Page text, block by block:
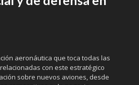
aeronáutica que toca todas las
con este estratégico
sobre nuevos aviones, desde